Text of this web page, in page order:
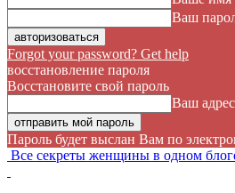
Ваш
Forgot your password? Get help
восстановление пароля
Восстановите свой пароль
Ваш
Пароль будет выслан Вам по
Все секреты женщины в одном